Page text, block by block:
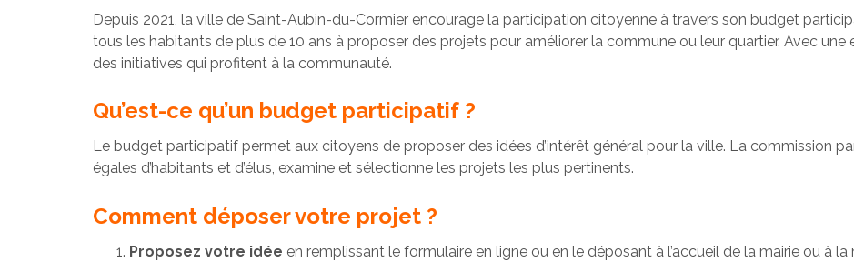
Depuis 2021, la ville de Saint-Aubin-du-Cormier encourage la participation citoyenne à travers son budget
tous les habitants de plus de 10 ans à proposer des projets pour améliorer la commune ou leur quartier. Avec
des initiatives qui profitent à la communauté.
Qu’est-ce qu’un budget participatif ?
Le budget participatif permet aux citoyens de proposer des idées d’intérêt général pour la ville. La commission
égales d’habitants et d’élus, examine et sélectionne les projets les plus pertinents.
Comment déposer votre projet ?
Proposez votre idée en remplissant le formulaire en ligne ou en le déposant à l’accueil de la mairie ou à la